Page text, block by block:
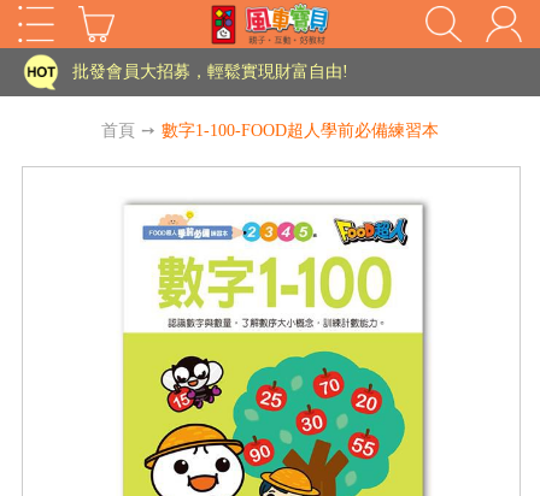
家長樂了!「風車書版集團暨FOOD超人企業總部」目前正興建中!
批發會員大招募，輕鬆實現財富自由!
老師您好!!幼教會員火熱招募中~
海外購物免煩惱！點我查看『海外購物流程說明』
批發會員大招募，輕鬆實現財富自由!
老師您好!!幼教會員火熱招募中~
海外購物免煩惱！點我查看『海外購物流程說明』
首頁 ➙ 數字1-100-FOOD超人學前必備練習本